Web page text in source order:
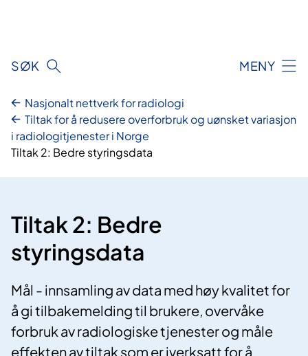
SØK MENY
Nasjonalt nettverk for radiologi
Tiltak for å redusere overforbruk og uønsket variasjon
i radiologitjenester i Norge
Tiltak 2: Bedre styringsdata
Tiltak 2: Bedre
styringsdata
Mål - innsamling av data med høy kvalitet for
å gi tilbakemelding til brukere, overvåke
forbruk av radiologiske tjenester og måle
effekten av tiltak som er iverksatt for å